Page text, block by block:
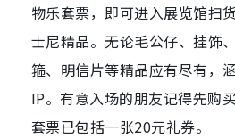
物乐套票，即可进入展览馆扫
士尼精品。无论毛公仔、挂饰
箍、明信片等精品应有尽有，
IP。有意入场的朋友记得先购
套票已包括一张20元礼券。